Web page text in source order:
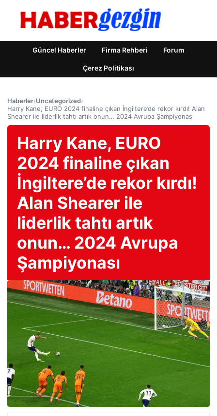
Güncel Haberler Firma Rehberi Forum
Çerez Politikası
Haberler›Uncategorized›
Harry Kane, EURO 2024 finaline çıkan İngiltere’de rekor kırdı! Alan
Shearer ile liderlik tahtı artık onun… 2024 Avrupa Şampiyonası
Harry Kane, EURO
2024 finaline çıkan
İngiltere’de rekor kırdı!
Alan Shearer ile
liderlik tahtı artık
onun… 2024 Avrupa
Şampiyonası